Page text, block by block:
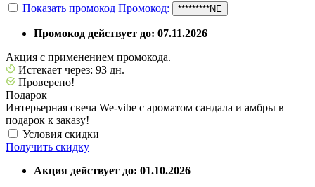
Показать промокод Промокод: *********NE
Промокод действует до: 07.11.2026
Акция с применением промокода.
Истекает через: 93 дн.
Проверено!
Подарок
Интерьерная свеча We-vibe с ароматом сандала и амбры в
подарок к заказу!
Условия скидки
Получить скидку
Акция действует до: 01.10.2026